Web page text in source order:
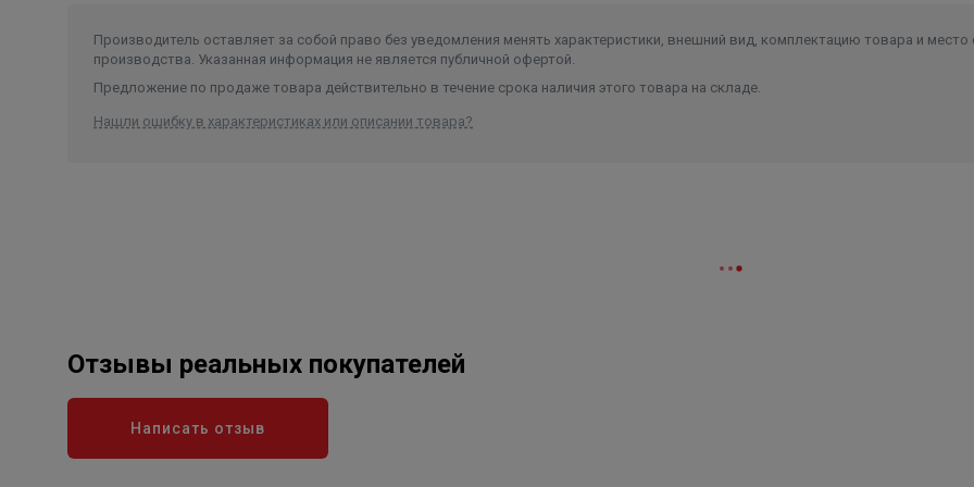
Производитель оставляет за собой право без уведомления менять характеристики, внешний вид, комплектацию товара и место
производства. Указанная информация не является публичной офертой.
Предложение по продаже товара действительно в течение срока наличия этого товара на складе.
Нашли ошибку в характеристиках или описании товара?
Отзывы реальных покупателей
Написать отзыв